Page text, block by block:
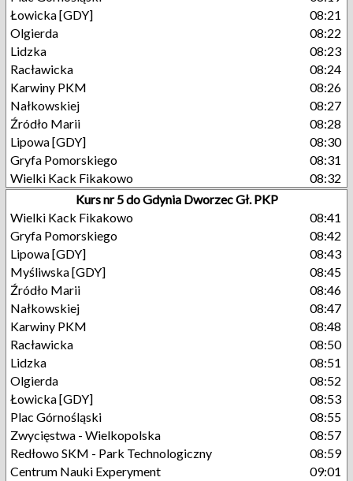
Łowicka [GDY]
08:21
Olgierda
08:22
Lidzka
08:23
Racławicka
08:24
Karwiny PKM
08:26
Nałkowskiej
08:27
Źródło Marii
08:28
Lipowa [GDY]
08:30
Gryfa Pomorskiego
08:31
Wielki Kack Fikakowo
08:32
Kurs nr 5 do Gdynia Dworzec Gł. PKP
Wielki Kack Fikakowo
08:41
Gryfa Pomorskiego
08:42
Lipowa [GDY]
08:43
Myśliwska [GDY]
08:45
Źródło Marii
08:46
Nałkowskiej
08:47
Karwiny PKM
08:48
Racławicka
08:50
Lidzka
08:51
Olgierda
08:52
Łowicka [GDY]
08:53
Plac Górnośląski
08:55
Zwycięstwa - Wielkopolska
08:57
Redłowo SKM - Park Technologiczny
08:59
Centrum Nauki Experyment
09:01